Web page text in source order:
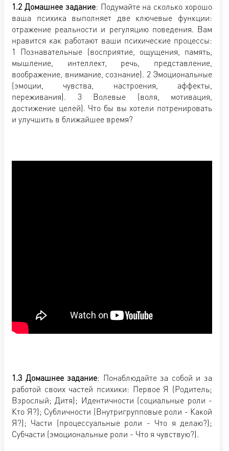
1.2 Домашнее задание: Подумайте на сколько хорошо
ваша психика выполняет две ключевые функции:
отражение реальности и регуляцию поведения. Вам
нравится как работают ваши психические процессы:
1 Познавательные (восприятие, ощущения, память,
мышление, интеллект, речь, представление,
воображение, внимание, сознание). 2 Эмоциональные
(эмоции, чувства, настроения, аффекты,
переживания). 3 Волевые (воля, мотивация,
достижение целей). Что бы вы хотели потренировать
и улучшить в ближайшее время?
1.3 Домашнее задание: Понаблюдайте за собой и за
работой своих частей психики: Первое Я (Родитель;
Взрослый; Дитя); Идентичности (социальные роли -
Кто Я?); Субличности (Внутригрупповые роли - Какой
Я?); Части (процессуальные роли - Что я делаю?);
Субчасти (эмоциональные роли - Что я чувствую?).